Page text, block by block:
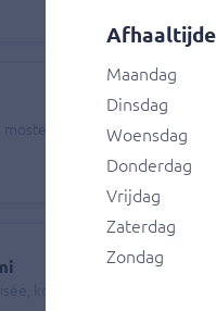
mosterd dilledressing
Maandag
Dinsdag
Woensdag
Donderdag
Vrijdag
Zaterdag
Zondag